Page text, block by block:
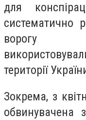
для
систематично
ворогу
території
Зокрема, з
обвинувачена